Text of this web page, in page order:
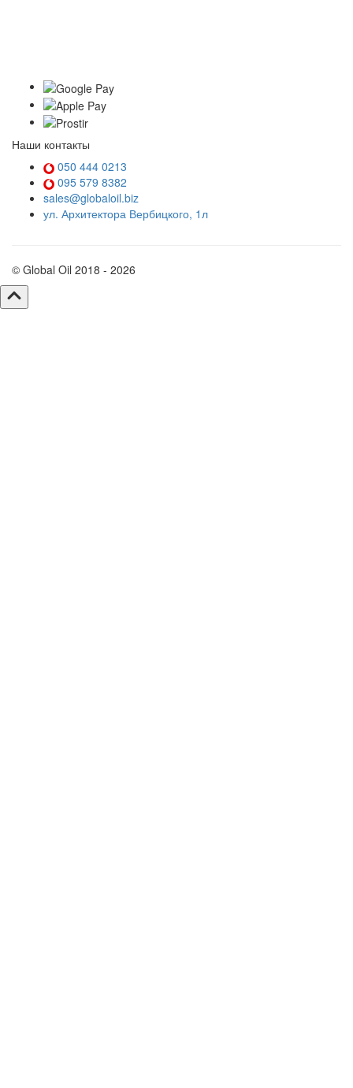
Наши контакты
050 444 0213
095 579 8382
sales@globaloil.biz
ул. Архитектора Вербицкого, 1л
© Global Oil 2018 - 2026